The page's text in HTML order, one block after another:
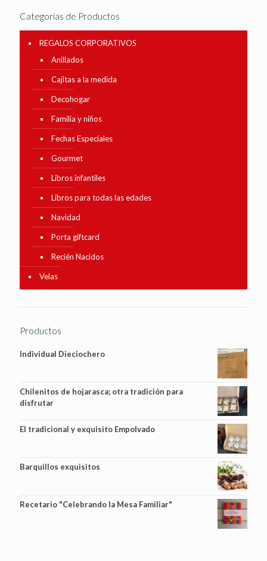
Categorías de Productos
REGALOS CORPORATIVOS
Anillados
Cajitas a la medida
Decohogar
Familia y niños
Fechas Especiales
Gourmet
Libros infantiles
Libros para todas las edades
Navidad
Porta giftcard
Recién Nacidos
Velas
Productos
Individual Dieciochero
Chilenitos de hojarasca; otra tradición para
disfrutar
El tradicional y exquisito Empolvado
Barquillos exquisitos
Recetario "Celebrando la Mesa Familiar"